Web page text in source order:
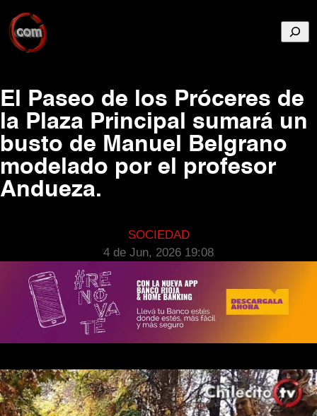
El Paseo de los Próceres de
la Plaza Principal sumará un
busto de Manuel Belgrano
modelado por el profesor
Andueza.
SOCIEDAD
4 de Jun, 2026 19:08